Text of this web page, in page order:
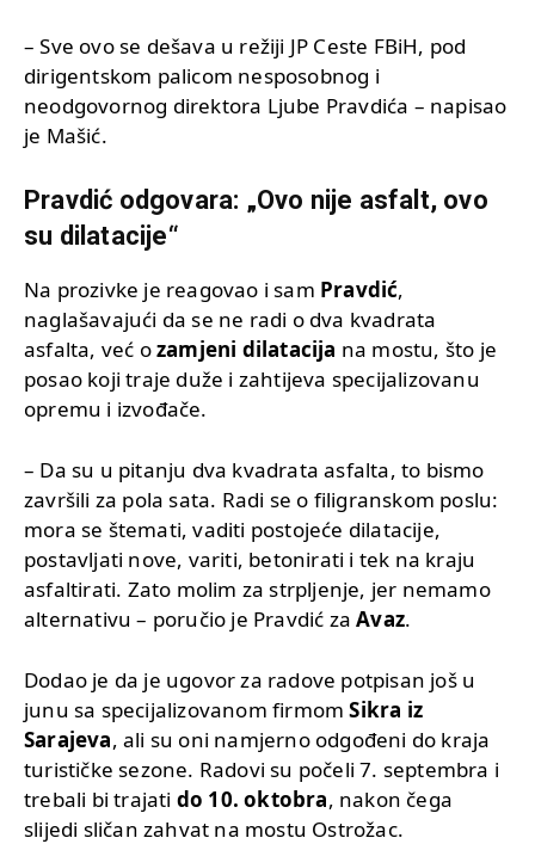
– Sve ovo se dešava u režiji JP Ceste FBiH, pod
dirigentskom palicom nesposobnog i
neodgovornog direktora Ljube Pravdića – napisao
je Mašić.
Pravdić odgovara: „Ovo nije asfalt, ovo
su dilatacije“
Na prozivke je reagovao i sam Pravdić,
naglašavajući da se ne radi o dva kvadrata
asfalta, već ozamjeni dilatacija na mostu, što je
posao koji traje duže i zahtijeva specijalizovanu
opremu i izvođače.
– Da su u pitanju dva kvadrata asfalta, to bismo
završili za pola sata. Radi se o filigranskom poslu:
mora se štemati, vaditi postojeće dilatacije,
postavljati nove, variti, betonirati i tek na kraju
asfaltirati. Zato molim za strpljenje, jer nemamo
alternativu – poručio je Pravdić zaAvaz.
Dodao je da je ugovor za radove potpisan još u
junu sa specijalizovanom firmomSikra iz
Sarajeva, ali su oni namjerno odgođeni do kraja
turističke sezone. Radovi su počeli 7. septembra i
trebali bi trajati do 10. oktobra, nakon čega
slijedi sličan zahvat na mostu Ostrožac.